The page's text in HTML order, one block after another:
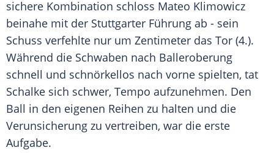
sichere Kombination schloss Mateo Klimowicz
beinahe mit der Stuttgarter Führung ab - sein
Schuss verfehlte nur um Zentimeter das Tor (4.).
Während die Schwaben nach Balleroberung
schnell und schnörkellos nach vorne spielten, tat
Schalke sich schwer, Tempo aufzunehmen. Den
Ball in den eigenen Reihen zu halten und die
Verunsicherung zu vertreiben, war die erste
Aufgabe.